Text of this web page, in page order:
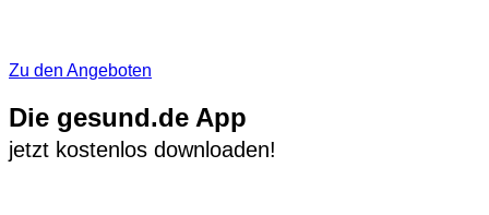
Zu den Angeboten
Die gesund.de App
jetzt kostenlos downloaden!